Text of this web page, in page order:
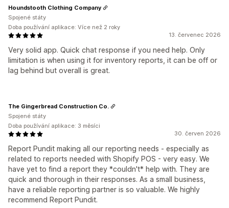
13. červenec 2026
Very solid app. Quick chat response if you need help. Only
limitation is when using it for inventory reports, it can be off or
lag behind but overall is great.
Houndstooth Clothing Company
Spojené státy
Doba používání aplikace: Více než 2 roky
30. červen 2026
Report Pundit making all our reporting needs - especially as
related to reports needed with Shopify POS - very easy. We
have yet to find a report they *couldn't* help with. They are
quick and thorough in their responses. As a small business,
have a reliable reporting partner is so valuable. We highly
recommend Report Pundit.
The Gingerbread Construction Co.
Spojené státy
Doba používání aplikace: 3 měsíci